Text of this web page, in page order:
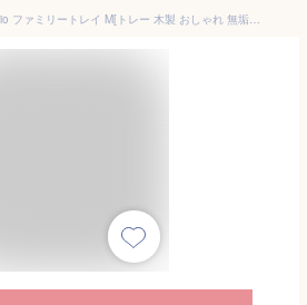
KEYUCA(ケユカ) kulmio ファミリートレイ M[トレー 木製 おしゃれ 無垢 ウッド キッチントレー トレイ お盆 カフェ オシャレ モダン シンプル デザイン 結婚祝い 引越し祝い 新生活 ギフト プレゼント 通販 楽天] 【RCP】【グッドプライス】